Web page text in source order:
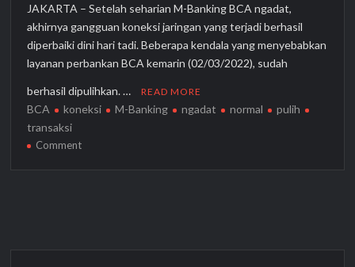
JAKARTA – Setelah seharian M-Banking BCA ngadat,
akhirnya gangguan koneksi jaringan yang terjadi berhasil
diperbaiki dini hari tadi. Beberapa kendala yang menyebabkan
layanan perbankan BCA kemarin (02/03/2022), sudah
berhasil dipulihkan. … READ MORE
BCA koneksi M-Banking ngadat normal
pulih
transaksi
Commenton